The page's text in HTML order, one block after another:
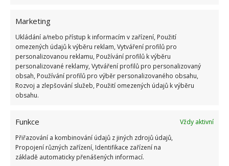
Marketing
Ukládání a/nebo přístup k informacím v zařízení, Použití
omezených údajů k výběru reklam, Vytváření profilů pro
personalizovanou reklamu, Používání profilů k výběru
personalizované reklamy, Vytváření profilů pro personalizovaný
obsah, Používání profilů pro výběr personalizovaného obsahu,
Rozvoj a zlepšování služeb, Použití omezených údajů k výběru
obsahu.
Funkce
Vždy aktivní
Přiřazování a kombinování údajů z jiných zdrojů údajů,
Propojení různých zařízení, Identifikace zařízení na
základě automaticky přenášených informací.